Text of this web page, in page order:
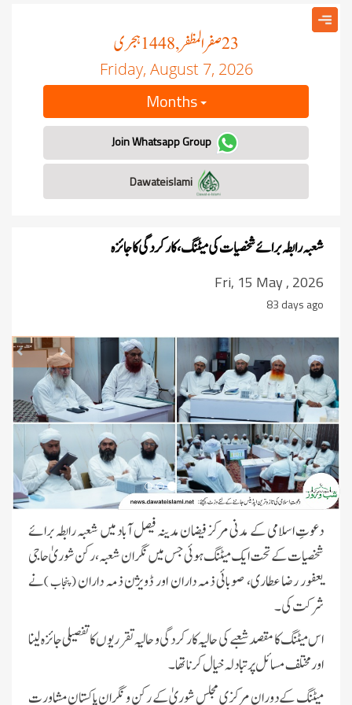
23صفر المظفر, 1448 ہجری
Friday, August 7, 2026
Months
Join Whatsapp Group
شعبہ رابطہ برائے شخصیات کی میٹنگ، کارکردگی کا جائزہ
Fri, 15 May , 2026
83 days ago
Next
دعوتِ اسلامی کے مدنی مرکز فیضان مدینہ فیصل آباد میں شعبہ رابطہ برائے
شخصیات کے تحت ایک میٹنگ ہوئی جس میں نگران شعبہ، رکن شوریٰ حاجی
یعفور رضا عطاری، صوبائی ذمہ داران اور ڈویژن ذمہ داران(پنجاب )نے
شرکت کی۔
اس میٹنگ کا مقصد شعبے کی حالیہ کارکردگی و حالیہ تقرریوں کا تفصیلی جائزہ لینا
اور مختلف مسائل پر تبادلہ خیال کرنا تھا۔
میٹنگ کے دوران مرکزی مجلسِ شوریٰ کے رکن و نگرانِ پاکستان مشاورت
دن کا قافلہ، دینی احکام اور سنتوں کی
تربیت